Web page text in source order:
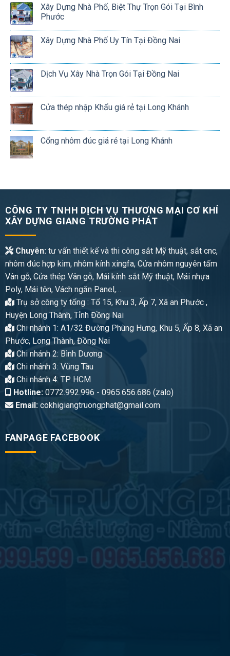
Xây Dựng Nhà Phố, Biệt Thự Trọn Gói Tại Bình
Phước
Xây Dựng Nhà Phố Uy Tín Tại Đồng Nai
Dịch Vụ Xây Nhà Trọn Gói Tại Đồng Nai
Cửa thép nhập Khẩu giá rẻ tại Long Khánh
Cổng nhôm đúc giá rẻ tại Long Khánh
CÔNG TY TNHH DỊCH VỤ THƯƠNG MẠI CƠ KHÍ
XÂY DỰNG GIANG TRƯỜNG PHÁT
Chuyên:tư vấn thiết kế và thi công sắt Mỹ thuật, sắt cnc,
nhôm đúc hợp kim, nhôm kính xingfa, Cửa nhôm nguyên tấm
Vân gỗ, Cửa thép Vân gỗ, Mái kính sắt Mỹ thuật, Mái nhựa
Poly, Mái tôn, Vách ngăn Panel,…
Trụ sở công ty tổng : Tổ 15, Khu 3, Ấp 7, Xã an Phước ,
Huyện Long Thành, Tỉnh Đồng Nai
Chi nhánh 1: A1/32 Đường Phùng Hưng, Khu 5, Ấp 8, Xã an
Phước, Long Thành, Đồng Nai
Chi nhánh 2: Bình Dương
Chi nhánh 3: Vũng Tàu
Chi nhánh 4: TP HCM
Hotline:0772.992.996 - 0965.656.686 (zalo)
Email:cokhigiangtruongphat@gmail.com
FANPAGE FACEBOOK